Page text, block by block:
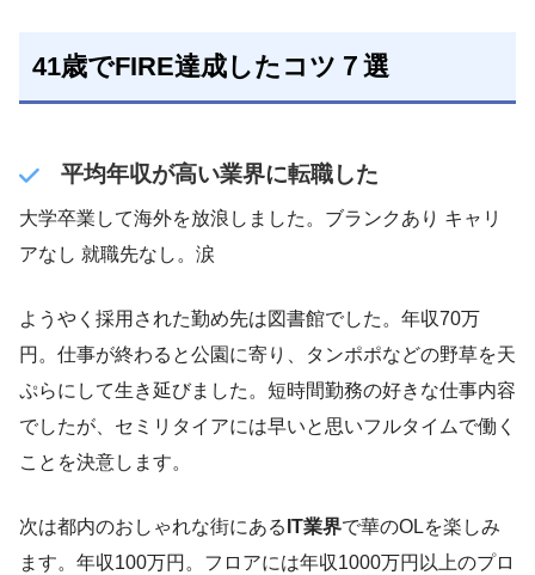
41歳でFIRE達成したコツ７選
平均年収が高い業界に転職した
大学卒業して海外を放浪しました。ブランクあり キャリ
アなし 就職先なし。涙
ようやく採用された勤め先は図書館でした。年収70万
円。仕事が終わると公園に寄り、タンポポなどの野草を天
ぷらにして生き延びました。短時間勤務の好きな仕事内容
でしたが、セミリタイアには早いと思いフルタイムで働く
ことを決意します。
次は都内のおしゃれな街にある IT業界で華のOLを楽しみ
ます。年収100万円。フロアには年収1000万円以上のプロ